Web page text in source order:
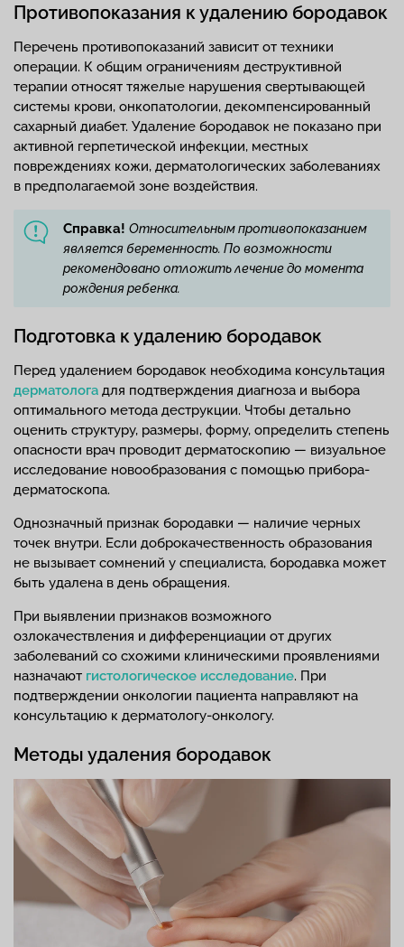
Противопоказания к удалению бородавок
Перечень противопоказаний зависит от техники
операции. К общим ограничениям деструктивной
терапии относят тяжелые нарушения свертывающей
системы крови, онкопатологии, декомпенсированный
сахарный диабет. Удаление бородавок не показано при
активной герпетической инфекции, местных
повреждениях кожи, дерматологических заболеваниях
в предполагаемой зоне воздействия.
Справка! Относительным противопоказанием
является беременность. По возможности
рекомендовано отложить лечение до момента
рождения ребенка.
Подготовка к удалению бородавок
Перед удалением бородавок необходима консультация
дерматолога для подтверждения диагноза и выбора
оптимального метода деструкции. Чтобы детально
оценить структуру, размеры, форму, определить степень
опасности врач проводит дерматоскопию — визуальное
исследование новообразования с помощью прибора-
дерматоскопа.
Однозначный признак бородавки — наличие черных
точек внутри. Если доброкачественность образования
не вызывает сомнений у специалиста, бородавка может
быть удалена в день обращения.
При выявлении признаков возможного
озлокачествления и дифференциации от других
заболеваний со схожими клиническими проявлениями
назначают гистологическое исследование. При
подтверждении онкологии пациента направляют на
консультацию к дерматологу-онкологу.
Методы удаления бородавок